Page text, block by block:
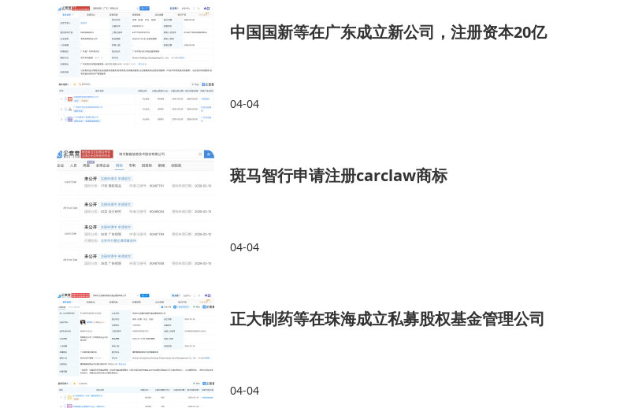
中国国新等在广东成立新公司，注册资本20亿
04-04
斑马智行申请注册carclaw商标
04-04
正大制药等在珠海成立私募股权基金管理公司
04-04